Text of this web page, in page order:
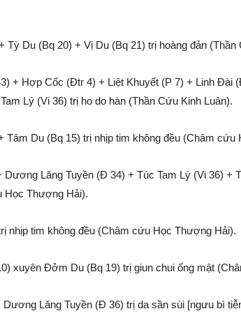
Tỳ Du (Bq 20) + Vị Du (Bq 21) trị hoàng đản (Thần
+ Hợp Cốc (Đtr 4) + Liệt Khuyết (P 7) + Linh Đài
Lý (Vi 36) trị ho do hàn (Thần Cứu Kinh Luân).
Tâm Du (Bq 15) trị nhịp tim không đều (Châm cứu
Dương Lăng Tuyền (Đ 34) + Túc Tam Lý (Vi 36) +
Học Thượng Hải).
nhịp tim không đều (Châm cứu Học Thượng Hải).
xuyên Đởm Du (Bq 19) trị giun chui ống mật
Dương Lăng Tuyền (Đ 36) trị da sần sùi [ngưu bì